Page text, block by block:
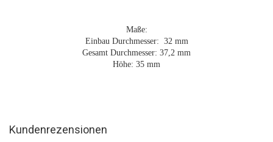
Maße:
Einbau Durchmesser: 32 mm
Gesamt Durchmesser: 37,2 mm
Höhe: 35 mm
Kundenrezensionen